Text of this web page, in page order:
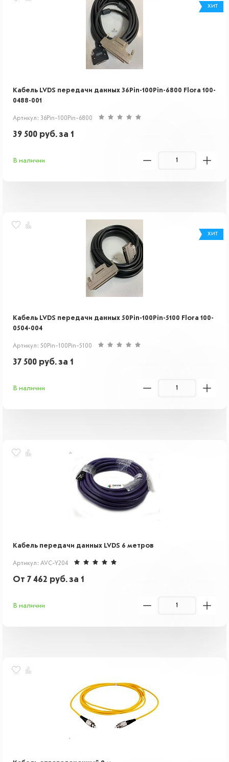
ХИТ
Кабель LVDS передачи данных 36Pin-100Pin-6800 Flora 100-
0488-001
Артикул: 36Pin-100Pin-6800
39 500 руб.за 1
В наличии
ХИТ
Кабель LVDS передачи данных 50Pin-100Pin-5100 Flora 100-
0504-004
Артикул: 50Pin-100Pin-5100
37 500 руб.за 1
В наличии
Кабель передачи данных LVDS 6 метров
Артикул: AVC-Y204
От 7 462 руб.за 1
В наличии